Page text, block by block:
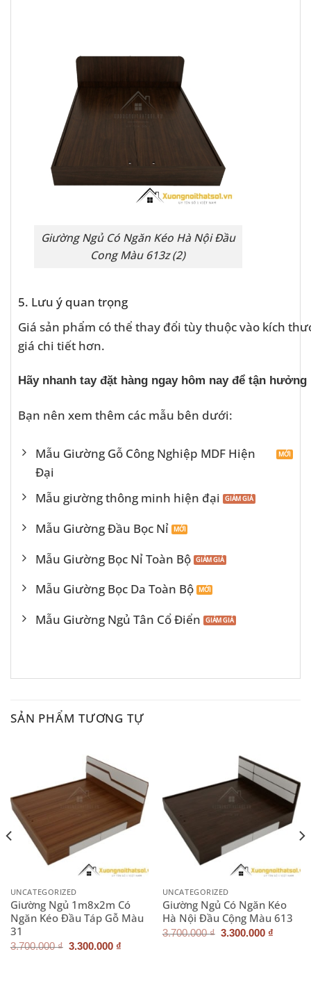
Giường Ngủ Có Ngăn Kéo Hà Nội Đầu
Cong Màu 613z (2)
5. Lưu ý quan trọng
Giá sản phẩm có thể thay đổi tùy thuộc vào kích
giá chi tiết hơn.
Hãy nhanh tay đặt hàng ngay hôm nay để tận
Bạn nên xem thêm các mẫu bên dưới:
Mẫu Giường Gỗ Công Nghiệp MDF Hiện
Đại
Mẫu giường thông minh hiện đại
Mẫu Giường Đầu Bọc Nỉ
Mẫu Giường Bọc Nỉ Toàn Bộ
Mẫu Giường Bọc Da Toàn Bộ
Mẫu Giường Ngủ Tân Cổ Điển
SẢN PHẨM TƯƠNG TỰ
UNCATEGORIZED
Giường Ngủ 1m8x2m Có
Ngăn Kéo Đầu Táp Gỗ Màu
31
3.700.000₫ Giá
3.300.000 ₫
UNCATEGORIZED
Giường Ngủ Có Ngăn Kéo
Hà Nội Đầu Cộng Màu 613
3.700.000₫ Giá
3.300.000 ₫